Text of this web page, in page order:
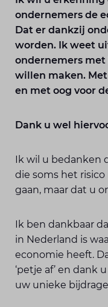
ondernemers de
Dat er dankzij
worden. Ik weet
ondernemers
willen maken.
en met oog voor
Dank u wel
Ik wil u bedanken
die soms het
gaan, maar dat u
Ik ben dankbaar
in Nederland is
economie heeft.
‘petje af’ en dank
uw unieke